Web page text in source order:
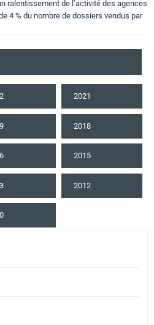
ralentissement de l’activité des agences
4 % du nombre de dossiers vendus par
2021
2018
2015
2012